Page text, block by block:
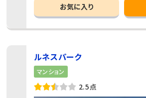
お気に入り
ルネスパーク
マンション
2.5点